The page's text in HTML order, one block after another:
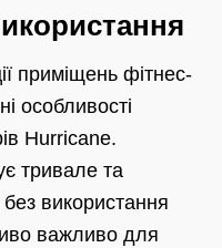
приміщень фітнес-
особливості
Hurricane.
тривале та
використання
важливо для